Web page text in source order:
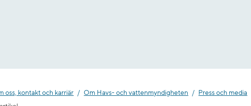
oss, kontakt och karriär Om Havs- och vatten­myndigheten
Press och media